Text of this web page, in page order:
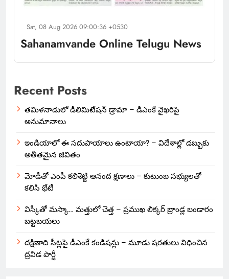
Sat, 08 Aug 2026 09:00:36 +0530
Sahanamvande Online Telugu News
Recent Posts
తమిళనాడులో డీలిమిటేషన్ డ్రామా – డీఎంకే వైఖరిపై
అనుమానాలు
ఇండియాలో‌ ఈ సదుపాయాలు ఉంటాయా? – విదేశాల్లో డబ్బుకు
అతీతమైన జీవితం
మోడీతో ఎంపీ కలిశెట్టి ఆనంద క్షణాలు – కుటుంబ సభ్యులతో
కలిసి భేటీ
విస్కీతో మస్కా… మత్తులో చెత్త – ప్రముఖ లిక్కర్ బ్రాండ్ల బండారం
బట్టబయలు
దక్షిణాది సీట్లపై డీఎంకే కండిషన్లు – మూడు షరతులు విధించిన
ద్రవిడ పార్టీ